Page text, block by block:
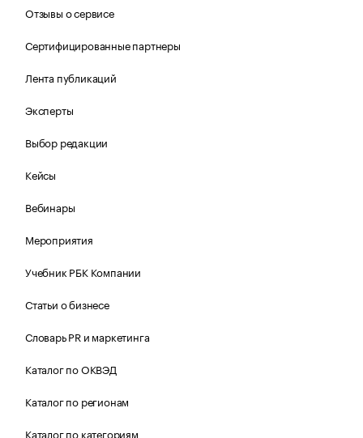
Отзывы о сервисе
Сертифицированные партнеры
Лента публикаций
Эксперты
Выбор редакции
Кейсы
Вебинары
Мероприятия
Учебник РБК Компании
Статьи о бизнесе
Словарь PR и маркетинга
Каталог по ОКВЭД
Каталог по регионам
Каталог по категориям